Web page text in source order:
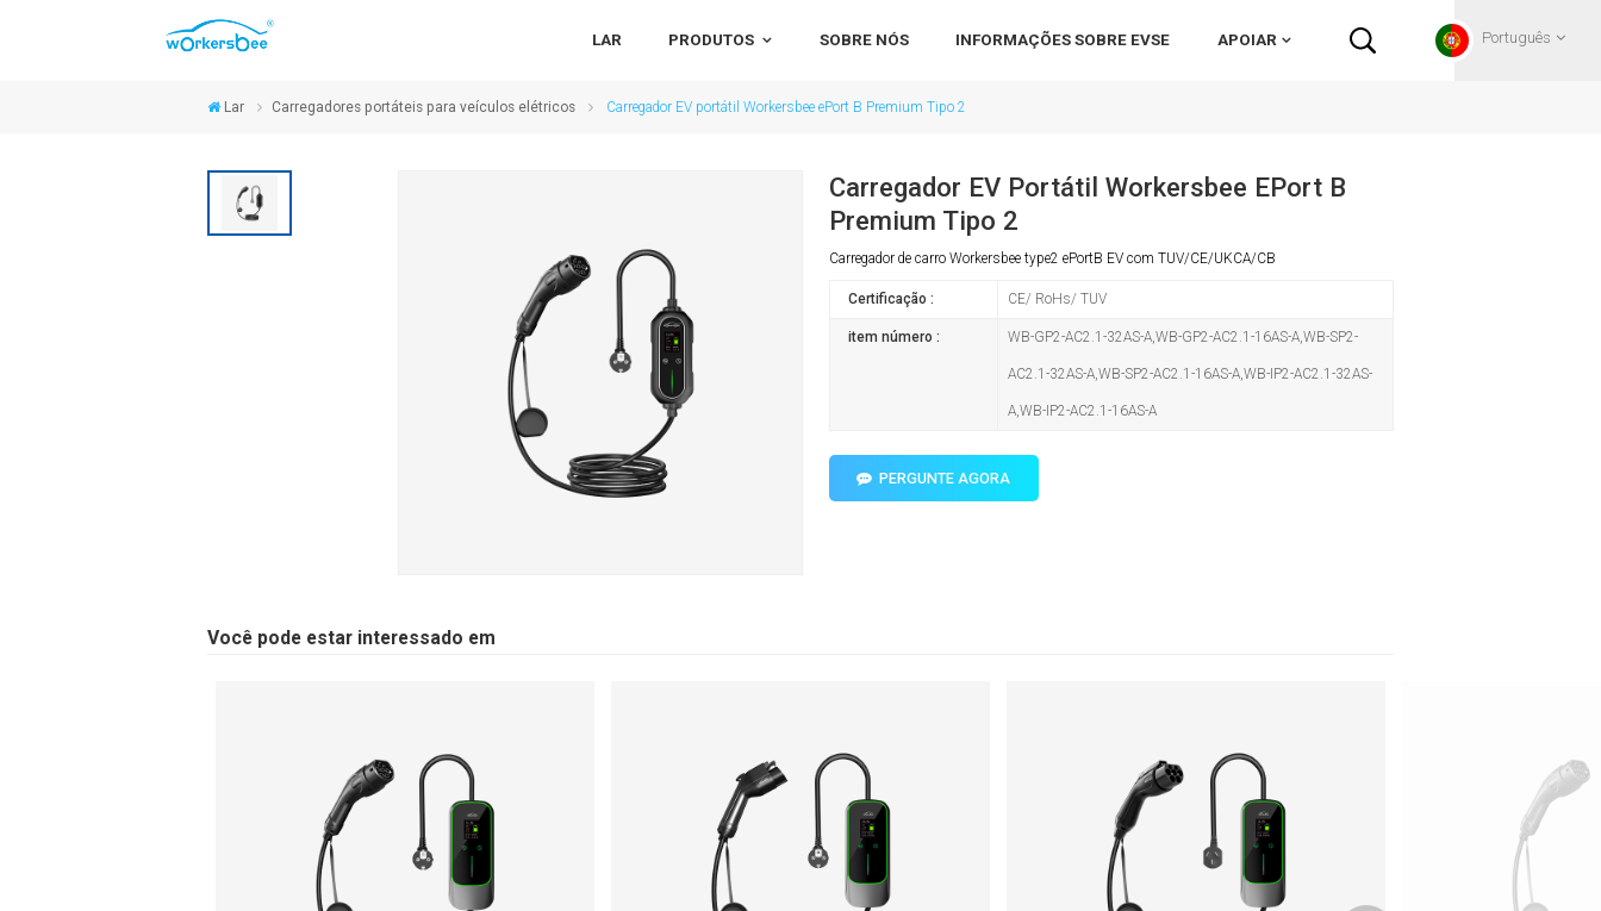
LAR PRODUTOS SOBRE NÓS INFORMAÇÕES SOBRE EVSE APOIAR Português
Lar Carregadores portáteis para veículos elétricos Carregador EV portátil Workersbee ePort B Premium Tipo 2
Carregador EV Portátil Workersbee EPort B
Premium Tipo 2
Carregador de carro Workersbee type2 ePortB EV com TUV/CE/UKCA/CB
Certificação : CE/ RoHs/ TUV
item número : WB-GP2-AC2.1-32AS-A,WB-GP2-AC2.1-16AS-A,WB-SP2-
AC2.1-32AS-A,WB-SP2-AC2.1-16AS-A,WB-IP2-AC2.1-32AS-
A,WB-IP2-AC2.1-16AS-A
PERGUNTE AGORA
Você pode estar interessado em